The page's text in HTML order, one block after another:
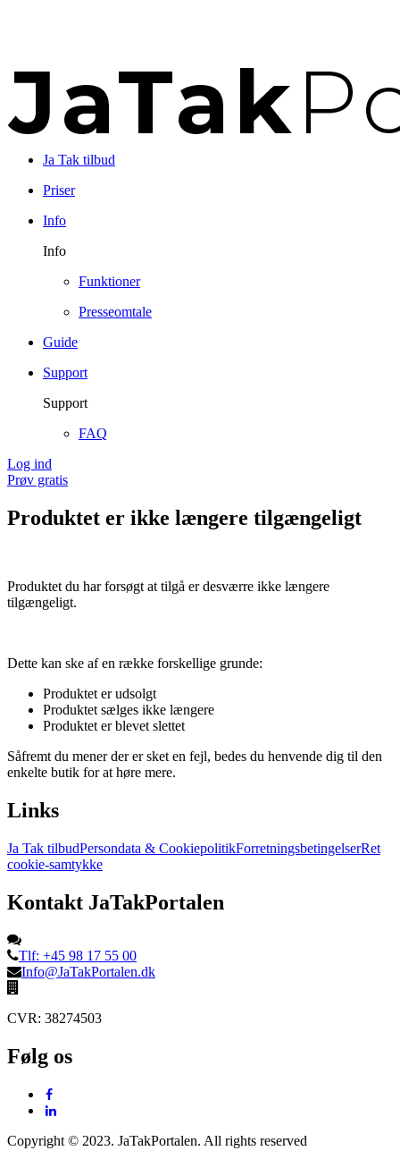
Ja Tak tilbud
Priser
Info
Info
Funktioner
Presseomtale
Guide
Support
Support
FAQ
Log ind
Prøv gratis
Produktet er ikke længere tilgængeligt
Produktet du har forsøgt at tilgå er desværre ikke længere
tilgængeligt.
Dette kan ske af en række forskellige grunde:
Produktet er udsolgt
Produktet sælges ikke længere
Produktet er blevet slettet
Såfremt du mener der er sket en fejl, bedes du henvende dig til den
enkelte butik for at høre mere.
Links
Ja Tak tilbudPersondata & CookiepolitikForretningsbetingelserRet
cookie-samtykke
Kontakt JaTakPortalen
Tlf: +45 98 17 55 00
Info@JaTakPortalen.dk
CVR: 38274503
Følg os
Copyright © 2023. JaTakPortalen. All rights reserved